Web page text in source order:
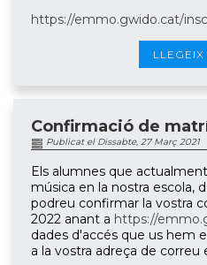
https://emmo.gwido.cat/
LLEGEIX
Confirmació de
Publicat el Dissabte, 27 Març 2021
Els alumnes que
música en la nostra escola,
podreu confirmar la vostra
2022 anant a https://
dades d'accés que us hem
a la vostra adreça de correu